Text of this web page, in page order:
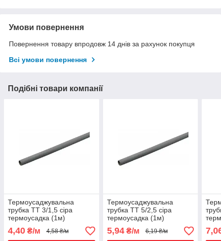
Умови повернення
Повернення товару впродовж 14 днів за рахунок покупця
Всі умови повернення
Подібні товари компанії
Термоусаджувальна
трубка ТТ 3/1,5 сіра
термоусадка (1м)
4,40 ₴/м 4,58 ₴/м
Термоусаджувальна
трубка ТТ 5/2,5 сіра
термоусадка (1м)
5,94₴/м 6,19 ₴/м